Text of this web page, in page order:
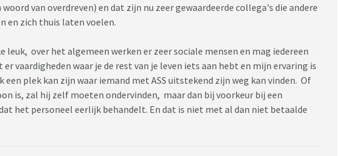
van overdreven) en dat zijn nu zeer gewaardeerde collega's die andere
en zich thuis laten voelen.
leuk, over het algemeen werken er zeer sociale mensen en mag iedereen
er vaardigheden waar je de rest van je leven iets aan hebt en mijn ervaring is
een plek kan zijn waar iemand met ASS uitstekend zijn weg kan vinden. Of
is, zal hij zelf moeten ondervinden, maar dan bij voorkeur bij een
het personeel eerlijk behandelt. En dat is niet met al dan niet betaalde